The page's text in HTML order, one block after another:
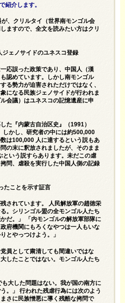
紹介します。
、クリルタイ（世界南モンゴル会
ますので、全文を読みたい方はクリ
ェノサイドのユネスコ登録
応誤った政策であり、中国人（漢
認めています。しかし南モンゴル
る勢力が迫害されただけではなく、
になる民族ジェノサイドが行われま
会議）はユネスコの記憶遺産に申
た『内蒙古自治区史』（1991）
しかし、研究者の中には約500,000
は100,000 人に達するという説もあ
の末に釈放されましたが、そのまま
いう説すらあります。未だこの虐
問、虐殺を実行した中国人側の記録
たことを示す証言
されています。 人民解放軍の趙徳栄
。シリンゴル盟の全モンゴル人たち
だ。」 「内モンゴルの解放軍部隊に
府機関にもろくなやつは一人もいな
とやっつけよう。」
員として粛清しても間違いではな
したことではない。モンゴル人たち
大した問題はない。我が国の南方に
。」 行われた残虐行為には次のよう
さに民族憎悪に導く残酷な拷問で